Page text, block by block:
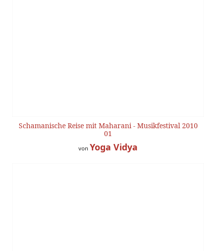
Schamanische Reise mit Maharani - Musikfestival 2010
01
von Yoga Vidya